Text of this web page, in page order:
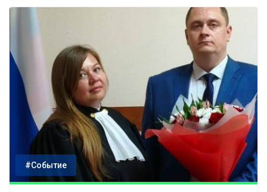
#Событие